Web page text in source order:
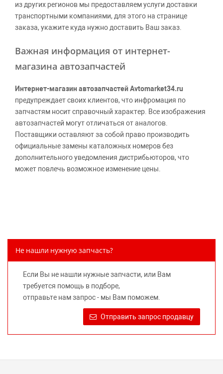
из других регионов мы предоставляем услуги доставки
транспортными компаниями, для этого на странице
заказа, укажите куда нужно доставить Ваш заказ.
Важная информация от интернет-
магазина автозапчастей
Интернет-магазин автозапчастей Avtomarket34.ru
предупреждает своих клиентов, что инфромация по
запчастям носит справочный характер. Все изображения
автозапчастей могут отличаться от аналогов.
Поставщики оставляют за собой право производить
официальные замены каталожных номеров без
дополнительного уведомления дистрибьюторов, что
может повлечь возможное изменение цены.
предлагаемых к продаже запасных частей для
правообладателей указанных товарных знаков.
Требование предоставлять покупателю необходимую и
достоверную информацию о товаре, предлагаемом к
продаже, обеспечивающую возможность их правильного
выбора возложено на продавца (изготовителя) Законом
«О защите прав потребителей».
Не нашли нужную запчасть?
Если Вы не нашли нужные запчасти, или Вам
требуется помощь в подборе,
отправьте нам запрос - мы Вам поможем.
Отправить запрос продавцу